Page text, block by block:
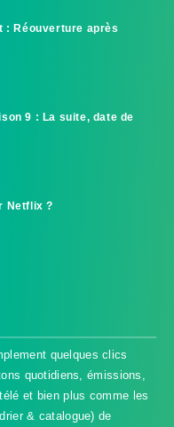
: Réouverture après
9 : La suite, date de
Netflix ?
quelques clics
quotidiens, émissions,
et bien plus comme les
& catalogue) de